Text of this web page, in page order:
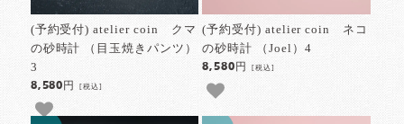
(予約受付) atelier coin クマ
の砂時計 （目玉焼きパンツ）
3
8,580円[税込]
(予約受付) atelier coin ネコ
の砂時計 （Joel）4
8,580円 [税込]